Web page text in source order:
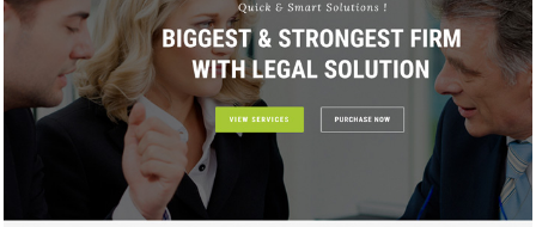
Law
Website Design / 법률/회계